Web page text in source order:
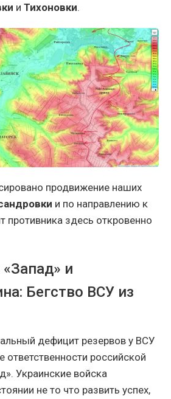
и Тихоновки.
продвижение наших
и по направлению к
противника здесь откровенно
и
Бегство ВСУ из
дефицит резервов у ВСУ
ответственности российской
Украинские войска
не то что развить успех,